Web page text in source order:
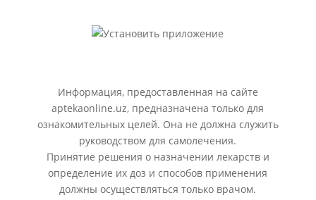
Информация, предоставленная на сайте
aptekaonline.uz, предназначена только для
ознакомительных целей. Она не должна служить
руководством для самолечения.
Принятие решения о назначении лекарств и
определение их доз и способов применения
должны осуществляться только врачом.